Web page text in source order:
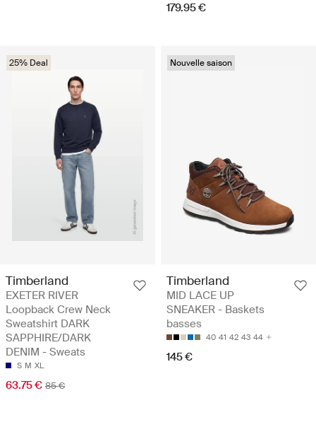
179.95 €
25% Deal
Timberland
EXETER RIVER
Loopback Crew Neck
Sweatshirt DARK
SAPPHIRE/DARK
DENIM - Sweats
S M XL
63.75 € 85 €
Nouvelle saison
Timberland
MID LACE UP
SNEAKER - Baskets
basses
40 41 42 43 44
145 €